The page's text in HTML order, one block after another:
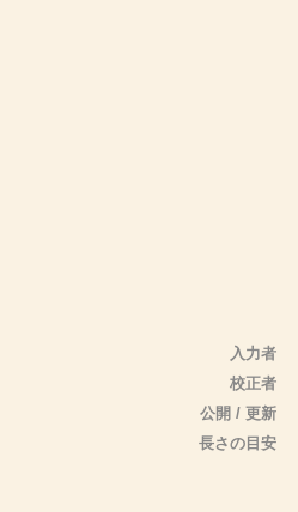
入力者
校正者
公開 / 更新
長さの目安